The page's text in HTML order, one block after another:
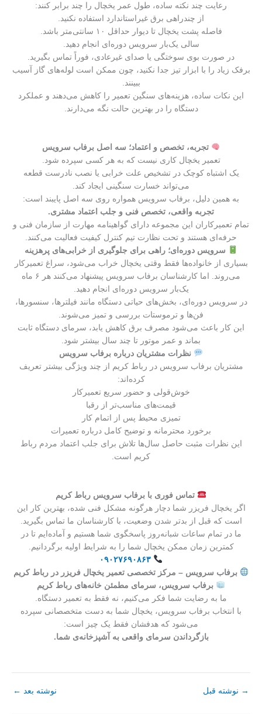
رعایت چند نکته ساده، طول عمر یخچال را چند برابر کنند:
از چندراهی برق غیراستاندارد استفاده نکنید.
فاصله پشت یخچال تا دیوار حداقل ۱۰ سانتی‌متر باشد.
سالی یک‌بار سرویس دوره‌ای انجام دهید.
در صورت بوی سوختگی یا صدای غیرعادی، فوراً تماس بگیرید.
برفک زیاد را با ابزار تیز جدا نکنید، چون ممکن است لوله‌های گاز آسیب
ببینند.
این نکات ساده، هزینه‌های سنگین تعمیر را کاهش می‌دهند و عملکرد
دستگاه را در بهترین حالت نگه می‌دارند.
تجربه، تخصص و اعتماد؛ سه اصل برفاب سرویس
تعمیر یخچال کاری نیست که به هر کسی سپرده شود.
یک اشتباه کوچک در تشخیص علت خرابی یا نصب نادرست قطعه
می‌تواند خسارت سنگینی ایجاد کند.
به همین دلیل، برفاب سرویس همواره روی سه اصل پایبند است:
تجربه واقعی، تخصص فنی و جلب اعتماد مشتری.
تمام تعمیرکاران این مجموعه دارای گواهینامه مهارت از سازمان فنی و
حرفه‌ای هستند و تحت نظارت تیم کنترل کیفیت فعالیت می‌کنند.
سرویس دوره‌ای؛ راهی برای جلوگیری از خرابی‌های پرهزینه
بسیاری از خانواده‌ها فقط وقتی یخچال خراب می‌شود، سراغ تعمیرکار
می‌روند. اما کارشناسان برفاب سرویس پیشنهاد می‌کنند هر ۶ ماه
یک‌بار سرویس دوره‌ای انجام دهید.
در سرویس دوره‌ای، بخش‌های حیاتی دستگاه مانند فیلترها، سنسورها،
فن‌ها و ترموستات بررسی و تمیز می‌شوند.
این کار باعث می‌شود مصرف برق کاهش یابد، سرمای دستگاه ثابت
بماند و عمر موتور تا چند سال بیشتر شود.
نظرات مشتریان درباره برفاب سرویس
مشتریان برفاب سرویس در رباط کریم از چند ویژگی بیشتر تعریف
کرده‌اند:
خوش‌قولی و حضور سریع تعمیرکار
قیمت‌های مناسب‌تر از رقبا
تمیزی محیط پس از اتمام کار
برخورد محترمانه و توضیح کامل درباره تعمیرات
این نظرات مثبت حاصل سال‌ها تلاش برای جلب اعتماد مردم رباط
کریم است.
تماس فوری با برفاب سرویس رباط کریم
اگر یخچال فریزر شما دچار هرگونه مشکل فنی شده، بهترین کار این
است که قبل از بدتر شدن وضعیت، با کارشناسان ما تماس بگیرید.
ما در تمام ساعات شبانه‌روز پاسخگوی شما هستیم و آماده‌ایم تا در
کمترین زمان ممکن یخچال شما را به شرایط اولیه برگردانیم.
۰۹۰۲۷۶۹۰۸۶۳
برفاب سرویس – مرکز تخصصی تعمیر یخچال فریزر در رباط کریم
برفاب سرویس، سرمای مطمئن خانه‌های رباط کریم
ما به رضایت شما فکر می‌کنیم، نه فقط به تعمیر دستگاه.
با انتخاب برفاب سرویس، یخچال شما به دست متخصصانی سپرده
می‌شود که هدفشان فقط یک چیز است:
بازگرداندن سرمای واقعی به آشپزخانه‌ی شما.
→ نوشته قبل نوشته بعد ←